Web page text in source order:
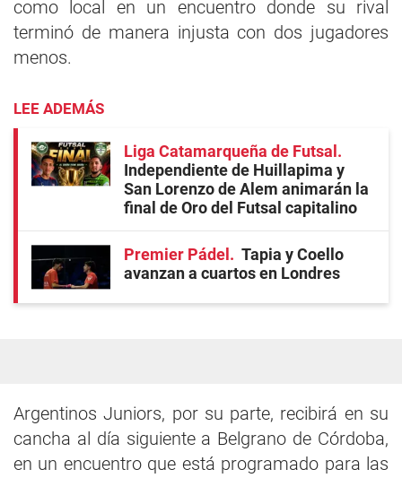
como local en un encuentro donde su rival
terminó de manera injusta con dos jugadores
menos.
LEE ADEMÁS
Liga Catamarqueña de Futsal
Independiente de Huillapima y
San Lorenzo de Alem animarán la
final de Oro del Futsal capitalino
Premier Pádel
Tapia y Coello
avanzan a cuartos en Londres
Argentinos Juniors, por su parte, recibirá en su
cancha al día siguiente a Belgrano de Córdoba,
en un encuentro que está programado para las